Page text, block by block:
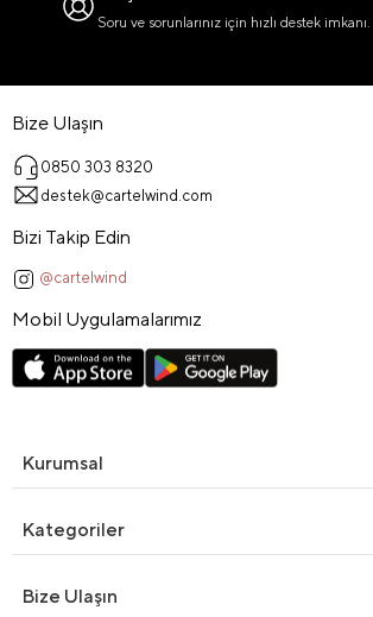
Soru ve sorunlarınız için hızlı destek imkanı.
Bize Ulaşın
0850 303 8320
destek@cartelwind.com
Bizi Takip Edin
@cartelwind
Mobil Uygulamalarımız
Kurumsal
Kategoriler
Bize Ulaşın